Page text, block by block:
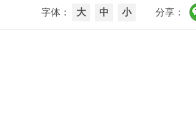
字体： 大 中 小 分享：